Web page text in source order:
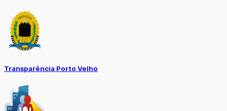
Transparência Porto Velho